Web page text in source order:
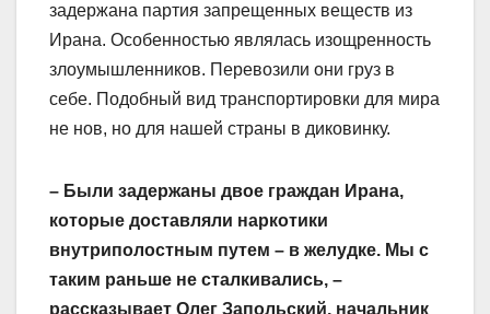
задержана партия запрещенных веществ из
Ирана. Особенностью являлась изощренность
злоумышленников. Перевозили они груз в
себе. Подобный вид транспортировки для мира
не нов, но для нашей страны в диковинку.
– Были задержаны двое граждан Ирана,
которые доставляли наркотики
внутриполостным путем – в желудке. Мы с
таким раньше не сталкивались, –
рассказывает Олег Запольский, начальник